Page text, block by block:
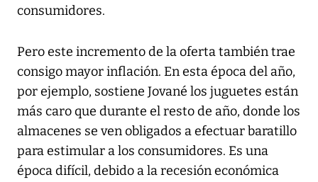
consumidores.
Pero este incremento de la oferta también trae
consigo mayor inflación. En esta época del año,
por ejemplo, sostiene Jované los juguetes están
más caro que durante el resto de año, donde los
almacenes se ven obligados a efectuar baratillo
para estimular a los consumidores. Es una
época difícil, debido a la recesión económica